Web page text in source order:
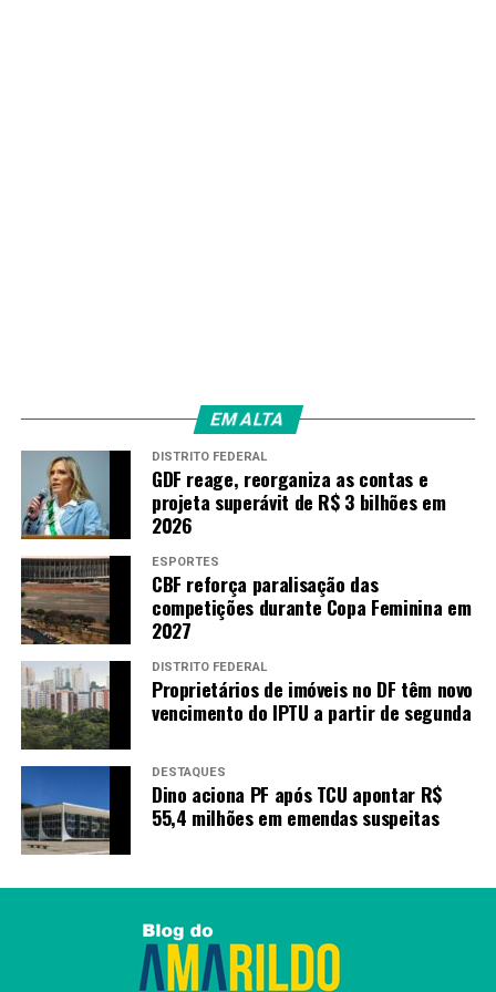
EM ALTA
DISTRITO FEDERAL
GDF reage, reorganiza as contas e
projeta superávit de R$ 3 bilhões em
2026
ESPORTES
CBF reforça paralisação das
competições durante Copa Feminina em
2027
DISTRITO FEDERAL
Proprietários de imóveis no DF têm novo
vencimento do IPTU a partir de segunda
DESTAQUES
Dino aciona PF após TCU apontar R$
55,4 milhões em emendas suspeitas